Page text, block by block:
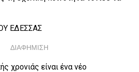
ΕΔΕΣΣΑΣ
ΔΙΑΦΗΜΙΣΗ
χρονιάς είναι ένα νέο